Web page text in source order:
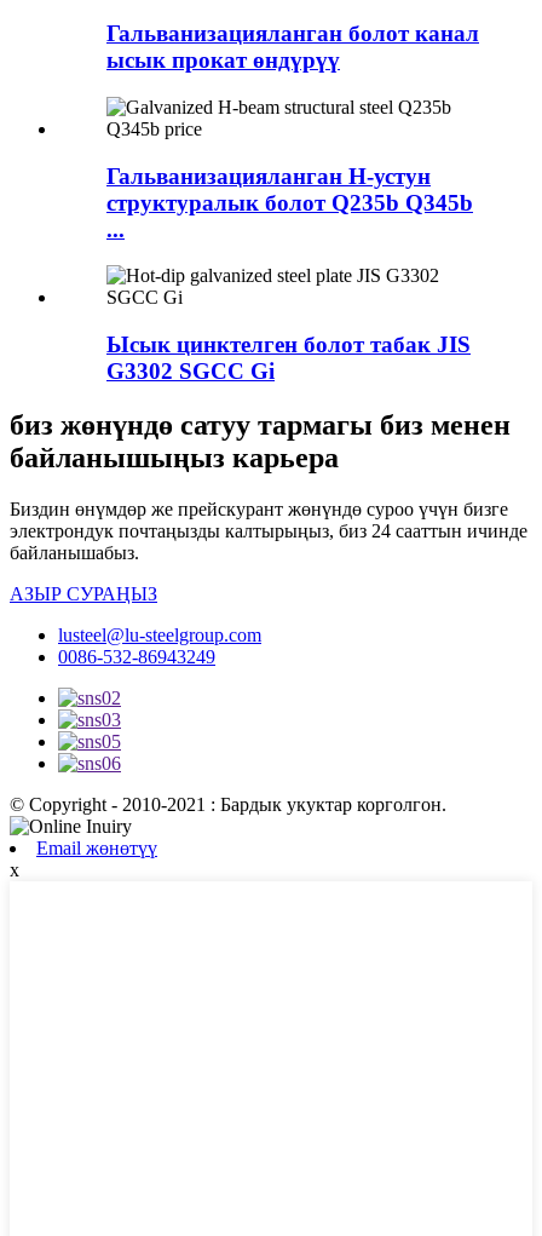
Гальванизацияланган болот канал
ысык прокат өндүрүү
Гальванизацияланган H-устун
структуралык болот Q235b Q345b
...
Ысык цинктелген болот табак JIS
G3302 SGCC Gi
биз жөнүндө сатуу тармагы биз менен
байланышыңыз карьера
Биздин өнүмдөр же прейскурант жөнүндө суроо үчүн бизге
электрондук почтаңызды калтырыңыз, биз 24 сааттын ичинде
байланышабыз.
АЗЫР СУРАҢЫЗ
lusteel@lu-steelgroup.com
0086-532-86943249
© Copyright - 2010-2021 : Бардык укуктар корголгон.
Email жөнөтүү
x